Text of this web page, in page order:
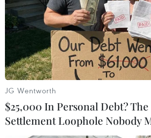
Nga cung cấp hệ thống tên
JG Wentworth
$25,000 In Personal Debt?
Settlement Loophole Nobody